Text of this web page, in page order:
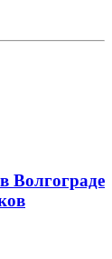
Волгограде